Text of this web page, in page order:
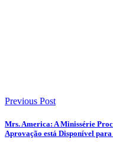
Previous Post
Mrs. America: A Minissérie
Aprovação está Disponível